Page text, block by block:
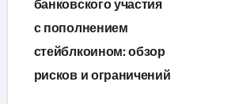
банковского участия
с пополнением
стейблкоином: обзор
рисков и ограничений